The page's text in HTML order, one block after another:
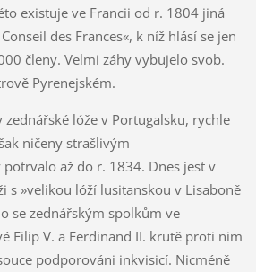
existuje ve Francii od r. 1804 jiná
des Frances«, k níž hlásí se jen
členy. Velmi záhy vybujelo svob.
Pyrenejském.
zednářské lóže v Portugalsku, rychle
ničeny strašlivým
až do r. 1834. Dnes jest v
s »velikou lóží lusitanskou v Lisaboně
se zednářským spolkům ve
Filip V. a Ferdinand II. krutě proti nim
podporováni inkvisicí. Nicméně